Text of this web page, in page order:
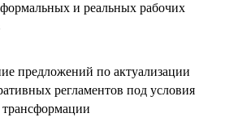
и реальных рабочих
предложений по актуализации
регламентов под условия